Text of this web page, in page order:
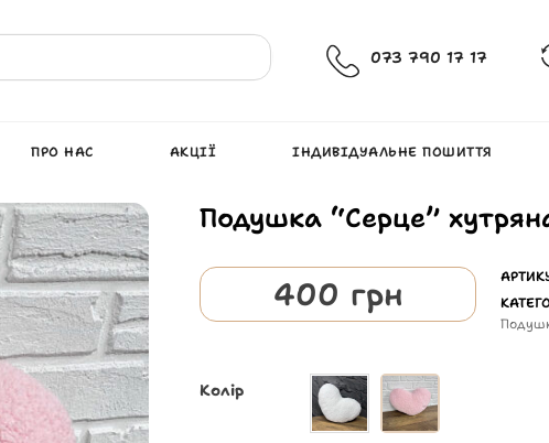
073 790 17 17
ПРО НАС АКЦІЇ ІНДИВІДУАЛЬНЕ ПОШИТТЯ
Подушка “Серце”
400 грн
Колір